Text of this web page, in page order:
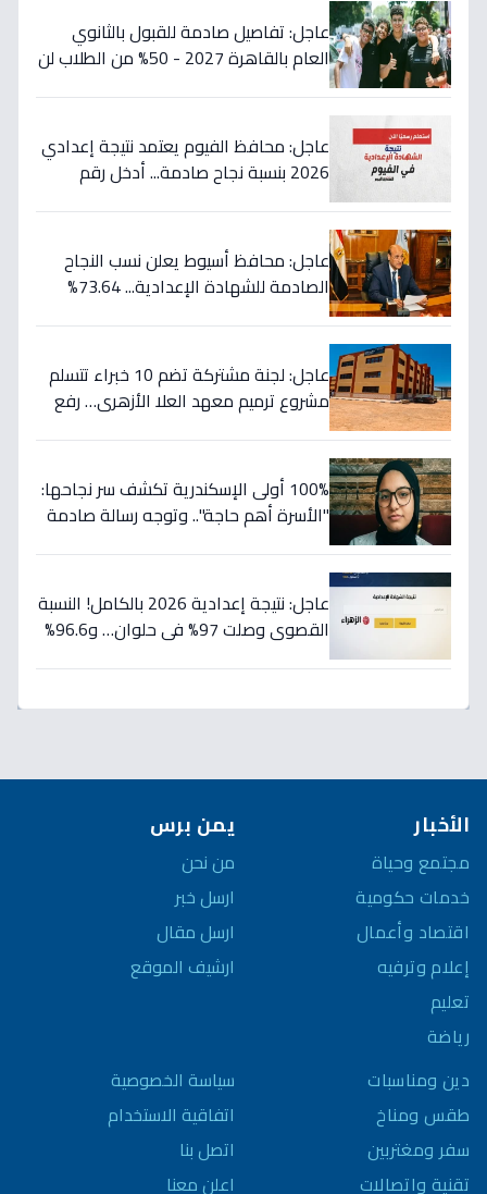
عاجل: تفاصيل صادمة للقبول بالثانوي
العام بالقاهرة 2027 - 50% من الطلاب لن
عاجل: محافظ الفيوم يعتمد نتيجة إعدادي
2026 بنسبة نجاح صادمة... أدخل رقم
عاجل: محافظ أسيوط يعلن نسب النجاح
الصادمة للشهادة الإعدادية... 73.64%
عاجل: لجنة مشتركة تضم 10 خبراء تتسلم
مشروع ترميم معهد العلا الأزهري… رفع
100% أولى الإسكندرية تكشف سر نجاحها:
"الأسرة أهم حاجة".. وتوجه رسالة صادمة
عاجل: نتيجة إعدادية 2026 بالكامل! النسبة
القصوى وصلت 97% في حلوان… و96.6%
الأخبار
مجتمع وحياة
خدمات حكومية
اقتصاد وأعمال
إعلام وترفيه
تعليم
رياضة
دين ومناسبات
طقس ومناخ
سفر ومغتربين
تقنية واتصالات
يمن برس
من نحن
ارسل خبر
ارسل مقال
ارشيف الموقع
سياسة الخصوصية
اتفاقية الاستخدام
اتصل بنا
اعلن معنا